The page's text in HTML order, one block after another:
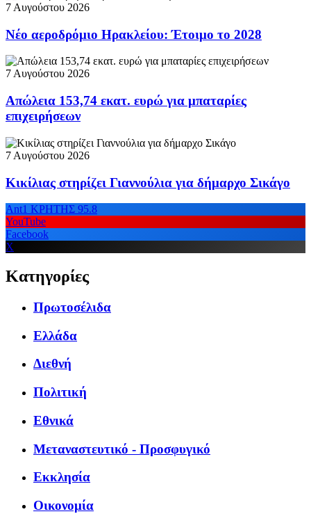
7 Αυγούστου 2026
Νέο αεροδρόμιο Ηρακλείου: Έτοιμο το 2028
7 Αυγούστου 2026
Απώλεια 153,74 εκατ. ευρώ για μπαταρίες
επιχειρήσεων
7 Αυγούστου 2026
Κικίλιας στηρίζει Γιαννούλια για δήμαρχο Σικάγο
Ant1 ΚΡΗΤΗΣ 95.8
YouTube
Facebook
X
Κατηγορίες
Πρωτοσέλιδα
Ελλάδα
Διεθνή
Πολιτική
Εθνικά
Μεταναστευτικό - Προσφυγικό
Εκκλησία
Οικονομία